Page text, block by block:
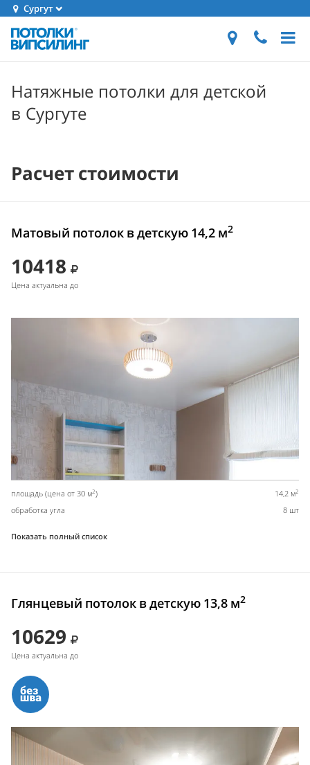
Сургут
Натяжные потолки для детской
в Сургуте
Расчет стоимости
Матовый потолок в детскую 14,2 м2
10418
Цена актуальна до
площадь (цена от 30 м2) 14,2 м2
обработка угла 8 шт
Показать полный список
Глянцевый потолок в детскую 13,8 м2
10629
Цена актуальна до